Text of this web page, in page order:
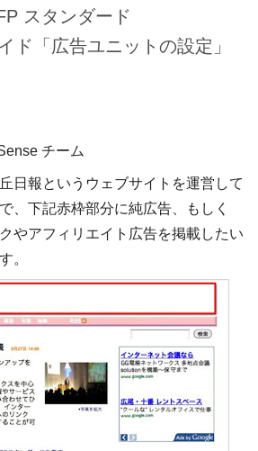
スタンダード
ド「広告ユニットの設定」
チーム
日報というウェブサイトを運営して
、下記赤枠部分に純広告、もしく
やアフィリエイト広告を掲載したい
。